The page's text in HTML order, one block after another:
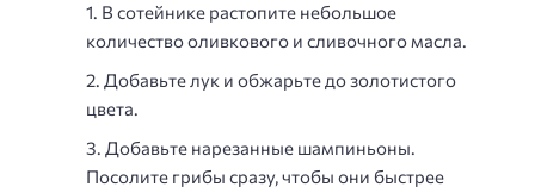
В сотейнике растопите небольшое
количество оливкового и сливочного масла.
Добавьте лук и обжарьте до золотистого
цвета.
Добавьте нарезанные шампиньоны.
Посолите грибы сразу, чтобы они быстрее